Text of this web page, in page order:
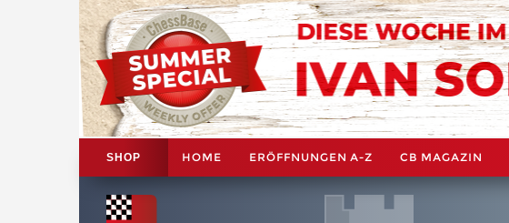
SHOP HOME ERÖFFNUNGEN A-Z CB MAGAZIN